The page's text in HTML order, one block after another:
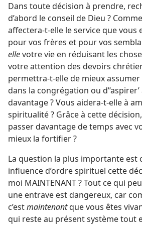
Dans toute décision à prendre,
d’abord le conseil de Dieu ?
affectera-​t-​elle le service que vous
pour vos frères et pour vos
ellevotre vie en réduisant les
votre attention des devoirs
permettra-​t-​elle de mieux
dans la congrégation ou
davantage ? Vous aidera-​t-​elle à
spiritualité ? Grâce à cette
passer davantage de temps avec
mieux la fortifier ?
La question la plus importante est
influence d’ordre spirituel cette
moi MAINTENANT ? Tout ce qui
une entrave est dangereux, car
c’estmaintenantque vous êtes
qui reste au présent système tout